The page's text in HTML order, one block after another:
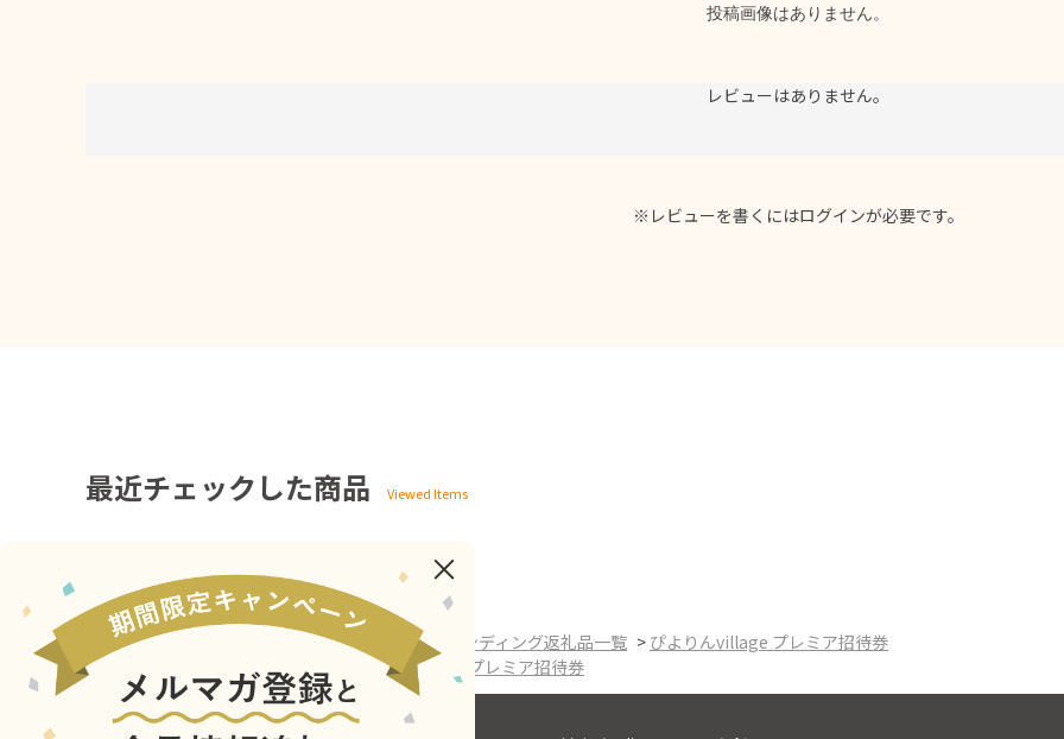
投稿画像はありません。
レビューはありません。
※レビューを書くにはログインが必要です。
最近チェックした商品
ホーム >巨大ぴよりんバルーンPJ > クラウドファンディング返礼品一覧 > ぴよりんvillage プレミア招待券
ホーム
アニメ・キャラクター ぴよりんvillage プレミア招待券